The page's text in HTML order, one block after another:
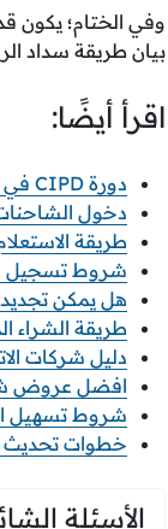
وفي الختام؛ يكون
بيان طريقة سداد
اقرأ أيضًا:
دورة CIPD في السعودية: الطريق المعتمد لاحتراف الموارد البشرية
دخول الشاحنات في رمضان 2026
طريقة الاستعلام
شروط تسجيل
هل يمكن تجديد
طريقة الشراء
دليل شركات
افضل عروض
شروط تسهيل اكسترا 2026
خطوات تحديث
الأسئلة